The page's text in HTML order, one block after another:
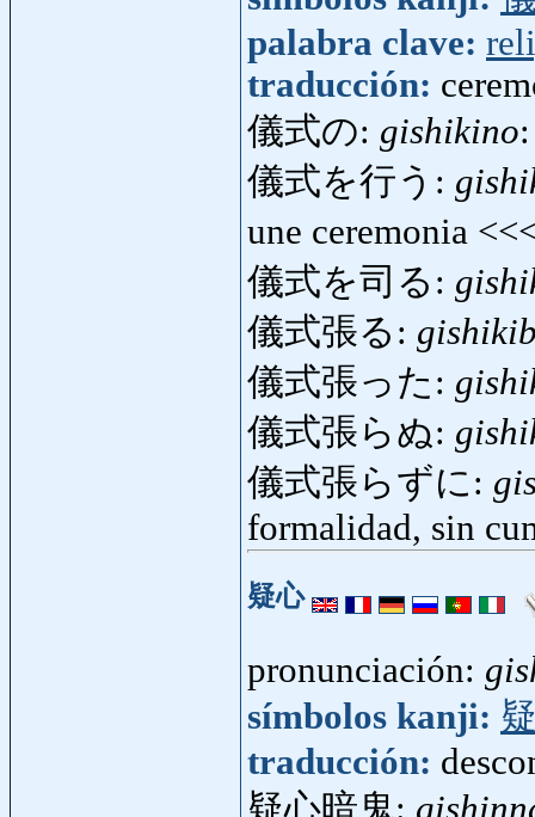
palabra clave:
traducción:
儀式の: gishikino
儀式を行う:
une ceremonia
儀式を司る:
儀式張る:
儀式張った:
儀式張らぬ:
儀式張らずに:
formalidad, sin
疑心
pronunciación:
símbolos kanji:
traducción:
疑心暗鬼: